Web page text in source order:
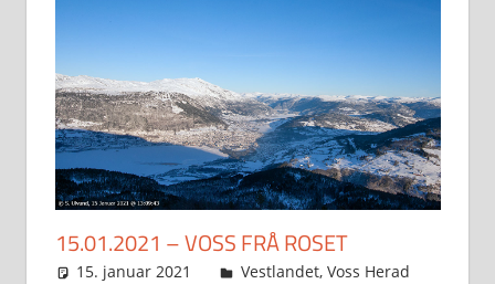
15.01.2021 – VOSS FRÅ ROSET
15. januar 2021 Svein
Vestlandet, Voss Herad